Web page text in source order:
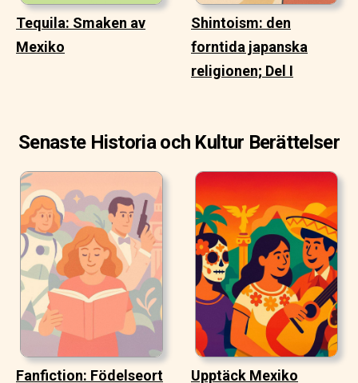
Tequila: Smaken av
Mexiko
Shintoism: den
forntida japanska
religionen; Del I
Senaste Historia och Kultur Berättelser
Fanfiction: Födelseort Upptäck Mexiko